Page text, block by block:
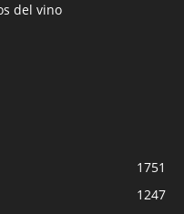
del vino
1751
1247